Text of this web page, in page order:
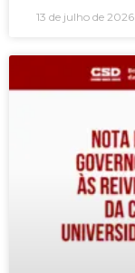
13 de julho de 2026